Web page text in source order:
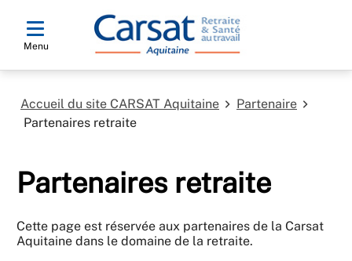
Menu
Accueil du site CARSAT Aquitaine
Partenaire
Partenaires retraite
Partenaires retraite
Cette page est réservée aux partenaires de la Carsat
Aquitaine dans le domaine de la retraite.